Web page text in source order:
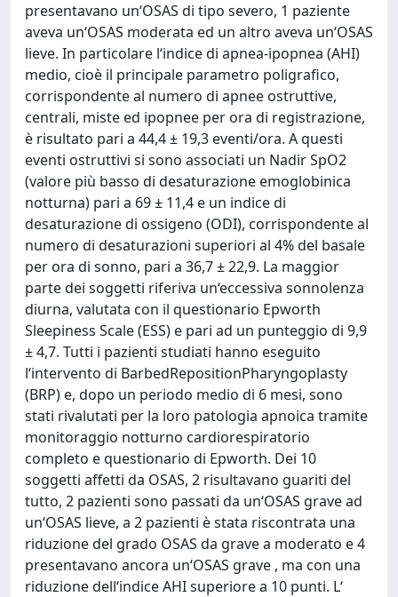
presentavano un‘OSAS di tipo severo, 1 paziente
aveva un‘OSAS moderata ed un altro aveva un‘OSAS
lieve. In particolare l‘indice di apnea-ipopnea (AHI)
medio, cioè il principale parametro poligrafico,
corrispondente al numero di apnee ostruttive,
centrali, miste ed ipopnee per ora di registrazione,
è risultato pari a 44,4 ± 19,3 eventi/ora. A questi
eventi ostruttivi si sono associati un Nadir SpO2
(valore più basso di desaturazione emoglobinica
notturna) pari a 69 ± 11,4 e un indice di
desaturazione di ossigeno (ODI), corrispondente al
numero di desaturazioni superiori al 4% del basale
per ora di sonno, pari a 36,7 ± 22,9. La maggior
parte dei soggetti riferiva un‘eccessiva sonnolenza
diurna, valutata con il questionario Epworth
Sleepiness Scale (ESS) e pari ad un punteggio di 9,9
± 4,7. Tutti i pazienti studiati hanno eseguito
l‘intervento di BarbedRepositionPharyngoplasty
(BRP) e, dopo un periodo medio di 6 mesi, sono
stati rivalutati per la loro patologia apnoica tramite
monitoraggio notturno cardiorespiratorio
completo e questionario di Epworth. Dei 10
soggetti affetti da OSAS, 2 risultavano guariti del
tutto, 2 pazienti sono passati da un‘OSAS grave ad
un‘OSAS lieve, a 2 pazienti è stata riscontrata una
riduzione del grado OSAS da grave a moderato e 4
presentavano ancora un‘OSAS grave , ma con una
riduzione dell‘indice AHI superiore a 10 punti. L‘